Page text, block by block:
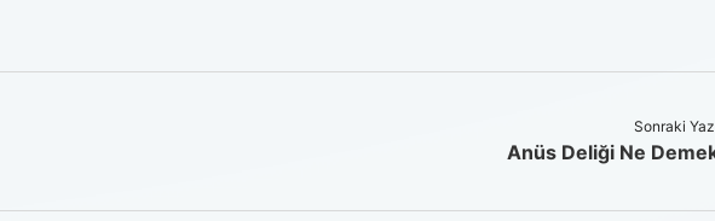
Sonraki
Anüs Deliği Ne